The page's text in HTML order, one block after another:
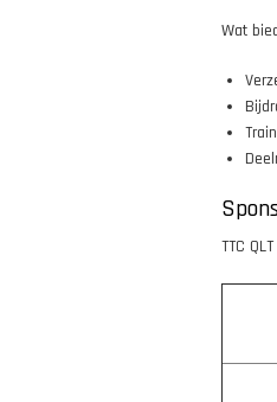
Wat
TTC